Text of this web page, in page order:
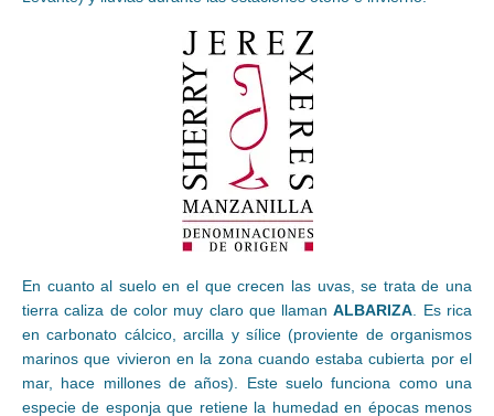
En cuanto al suelo en el que crecen las uvas, se trata de una
tierra caliza de color muy claro que llamanALBARIZA . Es rica
en carbonato cálcico, arcilla y sílice (proviente de organismos
marinos que vivieron en la zona cuando estaba cubierta por el
mar, hace millones de años). Este suelo funciona como una
especie de esponja que retiene la humedad en épocas menos